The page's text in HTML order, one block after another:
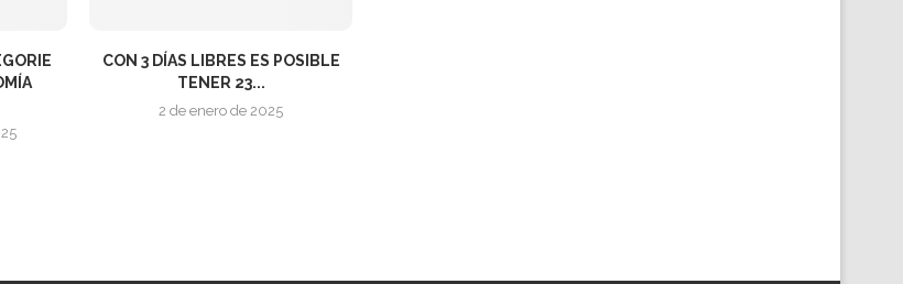
CON 3 DÍAS LIBRES ES POSIBLE
TENER 23...
2 de enero de 2025